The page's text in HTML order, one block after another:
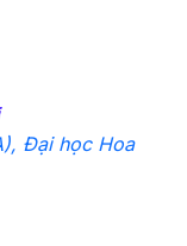
Đại học Hoa